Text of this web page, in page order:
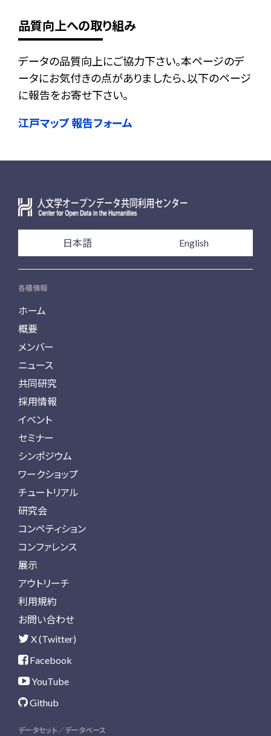
品質向上への取り組み
データの品質向上にご協力下さい。本ページのデ
ータにお気付きの点がありましたら、以下のページ
に報告をお寄せ下さい。
江戸マップ 報告フォーム
日本語 English
各種情報
ホーム
概要
メンバー
ニュース
共同研究
採用情報
イベント
セミナー
シンポジウム
ワークショップ
チュートリアル
研究会
コンペティション
コンファレンス
展示
アウトリーチ
利用規約
お問い合わせ
X (Twitter)
Facebook
YouTube
Github
データセット／データベース